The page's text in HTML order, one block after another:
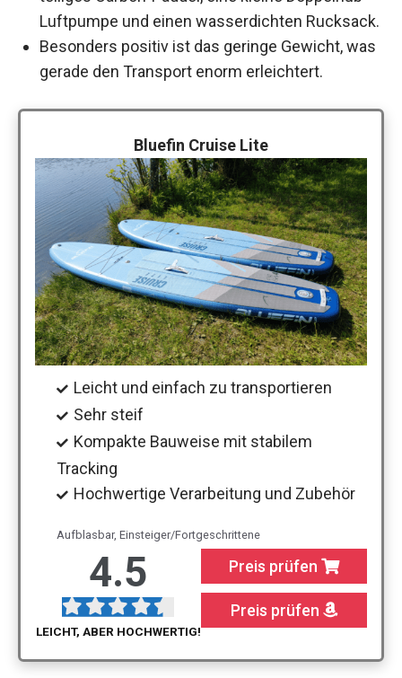
Luftpumpe und einen wasserdichten Rucksack.
Besonders positiv ist das geringe Gewicht, was
gerade den Transport enorm erleichtert.
Bluefin Cruise Lite
Leicht und einfach zu transportieren
Sehr steif
Kompakte Bauweise mit stabilem
Tracking
Hochwertige Verarbeitung und Zubehör
Aufblasbar, Einsteiger/Fortgeschrittene
4.5
LEICHT, ABER HOCHWERTIG!
Preis prüfen
Preis prüfen